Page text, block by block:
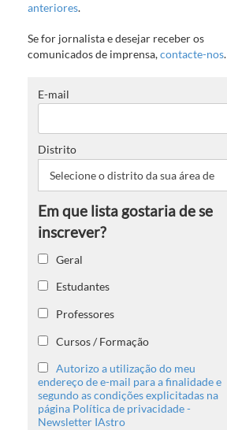
anteriores.
Se for jornalista e desejar receber os
comunicados de imprensa,contacte-nos.
E-mail
Distrito
Geral
Estudantes
Professores
Cursos / Formação
Autorizo a utilização do meu
endereço de e-mail para a finalidade e
segundo as condições explicitadas na
página Política de privacidade -
Newsletter IAstro